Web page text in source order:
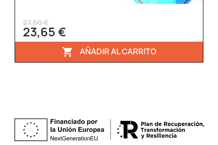
27,50 €
23,65 €
 AÑADIR AL CARRITO